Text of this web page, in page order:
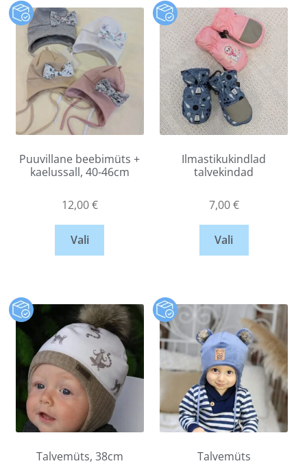
Puuvillane beebimüts +
kaelussall, 40-46cm
12,00€
Vali
Ilmastikukindlad
talvekindad
7,00€
Vali
Talvemüts, 38cm Talvemüts